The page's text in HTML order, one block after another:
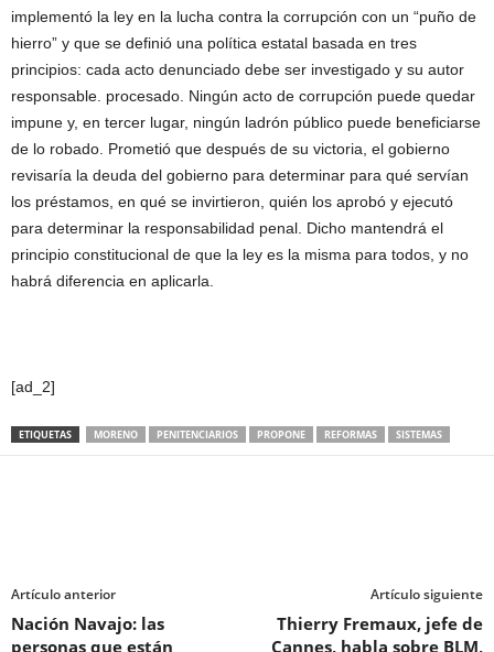
implementó la ley en la lucha contra la corrupción con un “puño de
hierro” y que se definió una política estatal basada en tres
principios: cada acto denunciado debe ser investigado y su autor
responsable. procesado. Ningún acto de corrupción puede quedar
impune y, en tercer lugar, ningún ladrón público puede beneficiarse
de lo robado. Prometió que después de su victoria, el gobierno
revisaría la deuda del gobierno para determinar para qué servían
los préstamos, en qué se invirtieron, quién los aprobó y ejecutó
para determinar la responsabilidad penal. Dicho mantendrá el
principio constitucional de que la ley es la misma para todos, y no
habrá diferencia en aplicarla.
[ad_2]
ETIQUETAS MORENO PENITENCIARIOS PROPONE REFORMAS SISTEMAS
Artículo anterior
Nación Navajo: las
personas que están
Artículo siguiente
Thierry Fremaux, jefe de
Cannes, habla sobre BLM,